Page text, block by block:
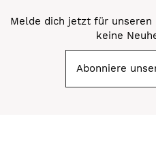
Melde dich jetzt für unseren
keine
Abonniere